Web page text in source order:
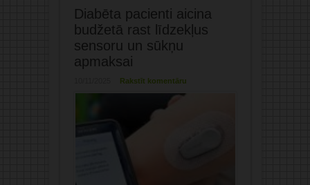
Diabēta pacienti aicina
budžetā rast līdzekļus
sensoru un sūkņu
apmaksai
Rakstīt komentāru